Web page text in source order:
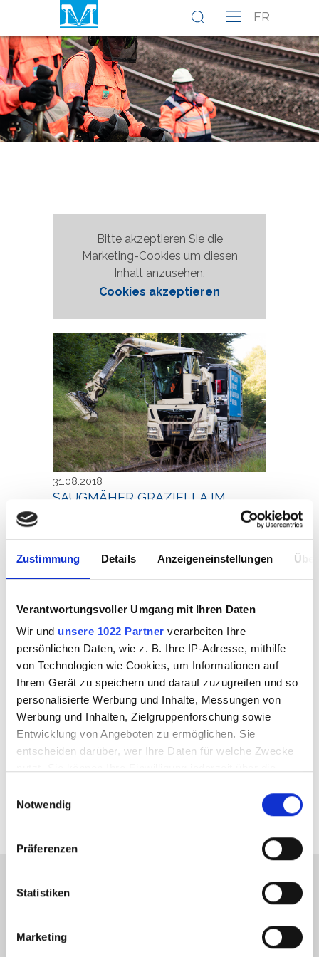
Zustimmung Details Anzeigeneinstellungen
Verantwortungsvoller Umgang mit Ihren Daten
Wir und unsere 1022 Partner verarbeiten Ihre
persönlichen Daten, wie z. B. Ihre IP-Adresse, mithilfe
von Technologien wie Cookies, um Informationen auf
Ihrem Gerät zu speichern und darauf zuzugreifen und so
personalisierte Werbung und Inhalte, Messungen von
Werbung und Inhalten, Zielgruppenforschung sowie
Entwicklung von Angeboten zu ermöglichen. Sie
entscheiden darüber, wer Ihre Daten für welche Zwecke
Trigger Symbol ändern oder widerrufen
Informationen über Ihre geografische Lage
können
bestimmten Merkmalen (Fingerprinting) identifizieren
Erfahren Sie mehr darüber, wie Ihre persönlichen Daten
Notwendig
Präferenzen
Statistiken
Marketing
FR
Bitte akzeptieren Sie die
Marketing-Cookies um diesen
Inhalt anzusehen.
Cookies akzeptieren
Saugmäher Graziella im
31.08.2018
SAUGMÄHER GRAZIELLA IM
Bedingungen statt. So zum
Beispiel am 30. August diesen
Jahres auf der Strecke der DVZO
zwischen Bauma und Wetzikon.
ÜBERSICHT